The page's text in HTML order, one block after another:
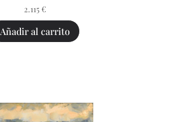
2.115 €
Añadir al carrito